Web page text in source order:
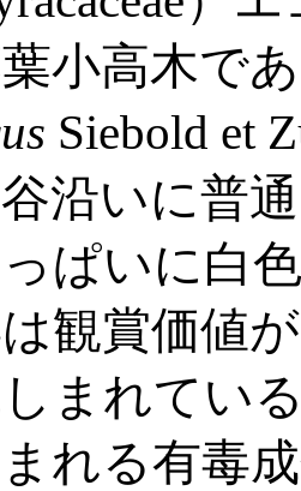
小高木で
Siebold et
沿いに普
ぱいに白
観賞価値
まれてい
れる有毒